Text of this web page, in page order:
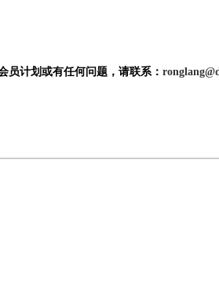
员计划或有任何问题，请联系：